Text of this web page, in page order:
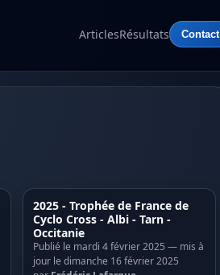
ArticlesRésultats Contact
2025 - Trophée de France de
Cyclo Cross - Albi - Tarn -
Occitanie
Publié le mardi 4 février 2025 — mis à
jour le dimanche 16 février 2025